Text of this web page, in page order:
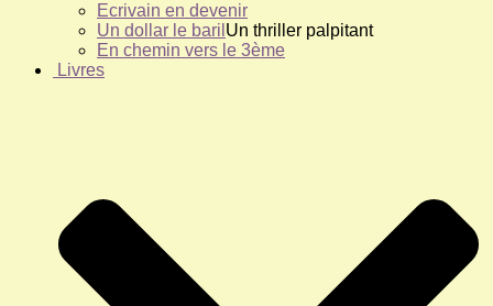
Ecrivain en devenir
Un dollar le baril Un thriller palpitant
En chemin vers le 3ème
Livres